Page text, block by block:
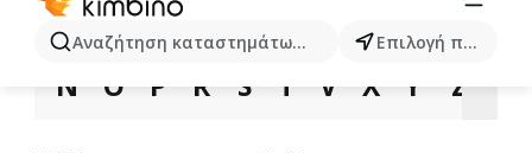
Αναζήτηση καταστημάτων, κατηγοριών, προϊόντων...
Επιλογή πόλης
A B C D E G K L
M
N
O P R S T V X Y Z